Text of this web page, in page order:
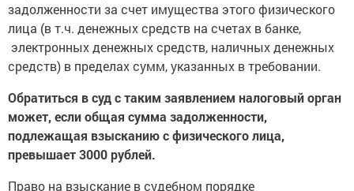
задолженности за счет имущества этого физического
лица (в т.ч. денежных средств на счетах в банке,
электронных денежных средств, наличных денежных
средств) в пределах сумм, указанных в требовании.
Обратиться в суд с таким заявлением налоговый орган
может, если общая сумма задолженности,
подлежащая взысканию с физического лица,
превышает 3000 рублей.
Право на взыскание в судебном порядке